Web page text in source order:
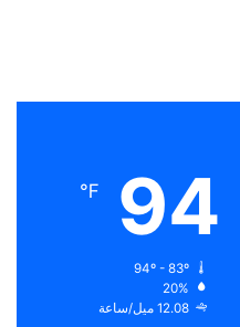
94
℉
20%
12.08 ميل/ساعة